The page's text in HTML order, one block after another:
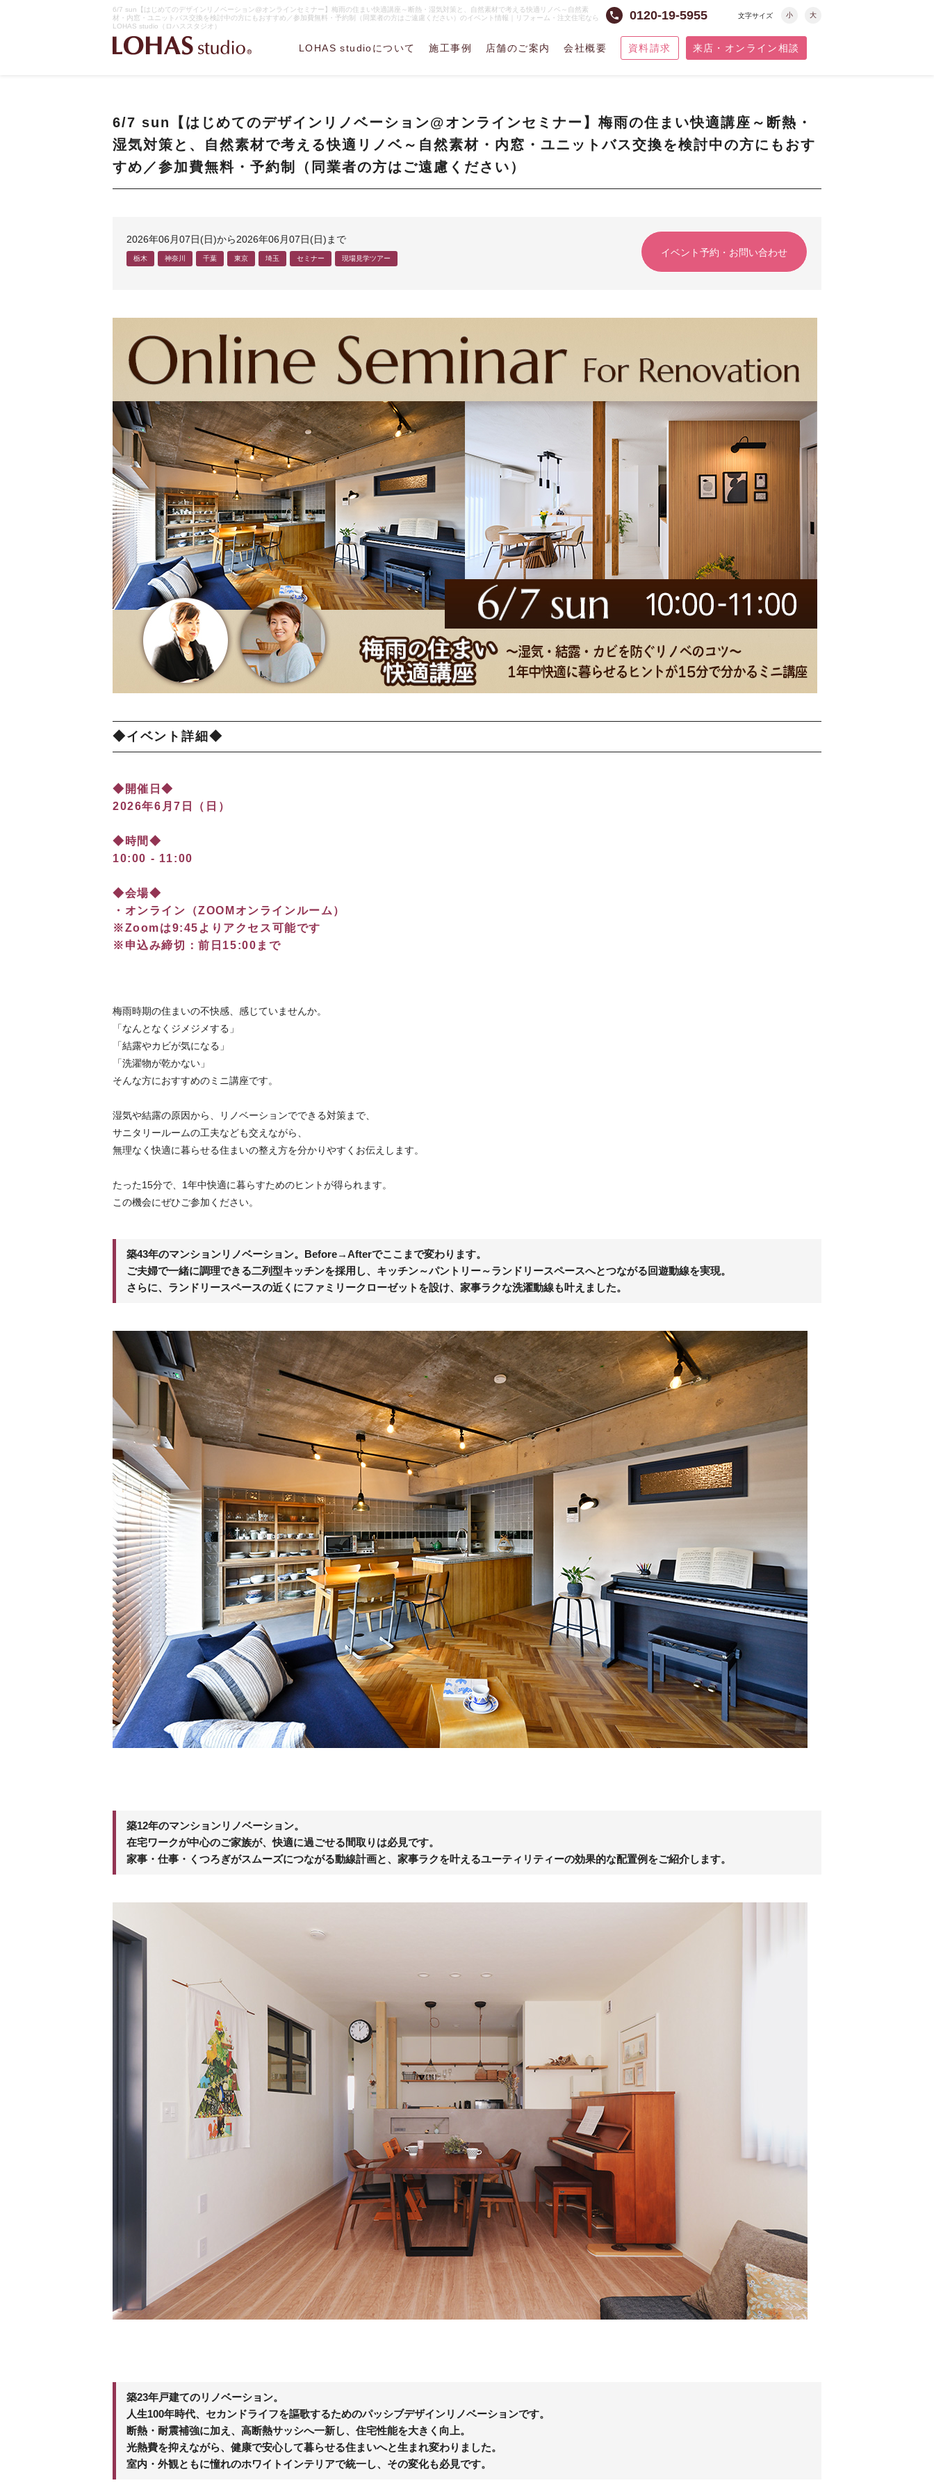
6/7 sun【はじめてのデザインリノベーション@オンラインセミナー】梅雨の住まい快適講座～断熱・湿気対策と、自然素材で考える快適リノベ～自然素
材・内窓・ユニットバス交換を検討中の方にもおすすめ／参加費無料・予約制（同業者の方はご遠慮ください）のイベント情報｜リフォーム・注文住宅なら
LOHAS studio（ロハススタジオ）
phone 0120-19-5955 文字サイズ 小 大
LOHAS studioについて 施工事例 店舗のご案内 会社概要 資料請求 来店・オンライン相談
6/7 sun【はじめてのデザインリノベーション@オンラインセミナー】梅雨の住まい快適講座～断熱・
湿気対策と、自然素材で考える快適リノベ～自然素材・内窓・ユニットバス交換を検討中の方にもおす
すめ／参加費無料・予約制（同業者の方はご遠慮ください）
2026年06月07日(日)から2026年06月07日(日)まで
栃木 神奈川 千葉 東京 埼玉 セミナー 現場見学ツアー
イベント予約・お問い合わせ
◆イベント詳細◆
◆開催日◆
2026年6月7日（日）
◆時間◆
10:00 - 11:00
◆会場◆
・オンライン（ZOOMオンラインルーム）
※Zoomは9:45よりアクセス可能です
※申込み締切：前日15:00まで
梅雨時期の住まいの不快感、感じていませんか。
「なんとなくジメジメする」
「結露やカビが気になる」
「洗濯物が乾かない」
そんな方におすすめのミニ講座です。
湿気や結露の原因から、リノベーションでできる対策まで、
サニタリールームの工夫なども交えながら、
無理なく快適に暮らせる住まいの整え方を分かりやすくお伝えします。
たった15分で、1年中快適に暮らすためのヒントが得られます。
この機会にぜひご参加ください。
築43年のマンションリノベーション。Before→Afterでここまで変わります。
ご夫婦で一緒に調理できる二列型キッチンを採用し、キッチン～パントリー～ランドリースペースへとつながる回遊動線を実現。
さらに、ランドリースペースの近くにファミリークローゼットを設け、家事ラクな洗濯動線も叶えました。
築12年のマンションリノベーション。
在宅ワークが中心のご家族が、快適に過ごせる間取りは必見です。
家事・仕事・くつろぎがスムーズにつながる動線計画と、家事ラクを叶えるユーティリティーの効果的な配置例をご紹介します。
築23年戸建てのリノベーション。
人生100年時代、セカンドライフを謳歌するためのパッシブデザインリノベーションです。
断熱・耐震補強に加え、高断熱サッシへ一新し、住宅性能を大きく向上。
光熱費を抑えながら、健康で安心して暮らせる住まいへと生まれ変わりました。
室内・外観ともに憧れのホワイトインテリアで統一し、その変化も必見です。